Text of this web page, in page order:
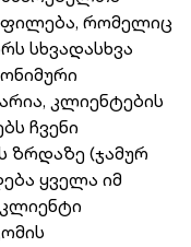
რომელიც
სხვადასხვა
კლიენტების
ჩვენი
ზრდაზე (ჯამურ
ყველა იმ